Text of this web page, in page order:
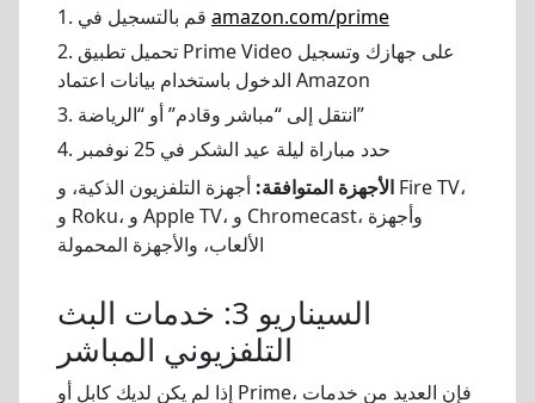
amazon.com/prime
2. تحميل تطبيق Prime Video على جهازك وتسجيل
الدخول باستخدام بيانات اعتماد Amazon
3. انتقل إلى “مباشر وقادم” أو “الرياضة”
4. حدد مباراة ليلة عيد الشكر في 25 نوفمبر
الأجهزة المتوافقة: أجهزة التلفزيون الذكية، و Fire TV،
و Roku، و Apple TV، و Chromecast، وأجهزة
الألعاب، والأجهزة المحمولة
السيناريو 3: خدمات البث
التلفزيوني المباشر
إذا لم يكن لديك كابل أو Prime، فإن العديد من خدمات